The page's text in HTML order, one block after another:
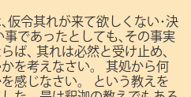
令其れが来て欲しくない･決
事であったとしても､その事実
ば､
其れは必然と受け止め､
を考えなさい。
其処から何
感じなさい。
という教えを